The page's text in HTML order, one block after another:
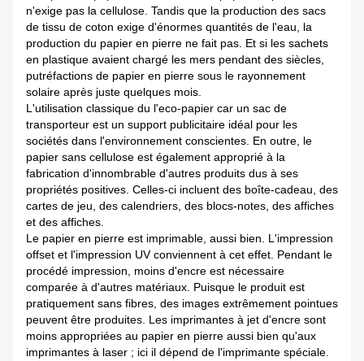
n'exige pas la cellulose. Tandis que la production des sacs
de tissu de coton exige d'énormes quantités de l'eau, la
production du papier en pierre ne fait pas. Et si les sachets
en plastique avaient chargé les mers pendant des siècles,
putréfactions de papier en pierre sous le rayonnement
solaire après juste quelques mois.
L'utilisation classique du l'eco-papier car un sac de
transporteur est un support publicitaire idéal pour les
sociétés dans l'environnement conscientes. En outre, le
papier sans cellulose est également approprié à la
fabrication d'innombrable d'autres produits dus à ses
propriétés positives. Celles-ci incluent des boîte-cadeau, des
cartes de jeu, des calendriers, des blocs-notes, des affiches
et des affiches.
Le papier en pierre est imprimable, aussi bien. L'impression
offset et l'impression UV conviennent à cet effet. Pendant le
procédé impression, moins d'encre est nécessaire
comparée à d'autres matériaux. Puisque le produit est
pratiquement sans fibres, des images extrêmement pointues
peuvent être produites. Les imprimantes à jet d'encre sont
moins appropriées au papier en pierre aussi bien qu'aux
imprimantes à laser ; ici il dépend de l'imprimante spéciale.